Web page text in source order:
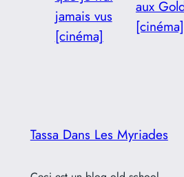
jamais vus
[cinéma]
aux
[cinéma]
Tassa Dans Les Myriades